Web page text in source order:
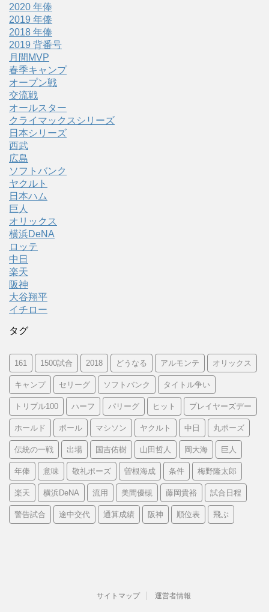
2020 年俸
2019 年俸
2018 年俸
2019 背番号
月間MVP
春季キャンプ
オープン戦
交流戦
オールスター
クライマックスシリーズ
日本シリーズ
西武
広島
ソフトバンク
ヤクルト
日本ハム
巨人
オリックス
横浜DeNA
ロッテ
中日
楽天
阪神
大谷翔平
イチロー
タグ
161 1500試合 2018 どうなる アルモンテ オリックス
キャンプ セリーグ ソフトバンク タイトル争い
トリプル100 ハーフ パリーグ ヒット プレイヤーズデー
ホールド ボール マシソン ヤクルト 中日 丸ポーズ
伝統の一戦 出場 国吉佑樹 山田哲人 岡大海 巨人
年俸 意味 敬礼ポーズ 曽根海成 条件 梅野隆太郎
楽天 横浜DeNA 流用 美間優槻 藤岡貴裕 試合日程
警告試合 途中交代 通算成績 阪神 順位表 飛ぶ
サイトマップ 運営者情報